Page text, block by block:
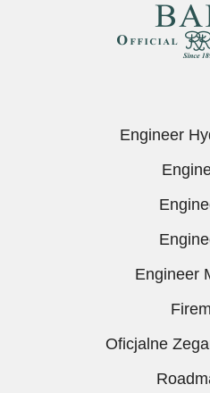
Engineer
Engineer
Oficjalne